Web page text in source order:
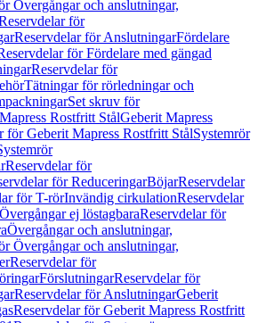
Övergångar och anslutningar,
för
Reservdelar för AnslutningarFördelare
för Fördelare med gängad
Reservdelar för
Tätningar för rörledningar och
Set skruv för
Rostfritt StålGeberit Mapress
för Geberit Mapress Rostfritt StålSystemrör
Reservdelar för
för ReduceringarBöjarReservdelar
för T-rörInvändig cirkulationReservdelar
Övergångar ej löstagbaraReservdelar för
Övergångar och anslutningar,
Övergångar och anslutningar,
Reservdelar för
FörslutningarReservdelar för
Reservdelar för AnslutningarGeberit
Reservdelar för Geberit Mapress Rostfritt